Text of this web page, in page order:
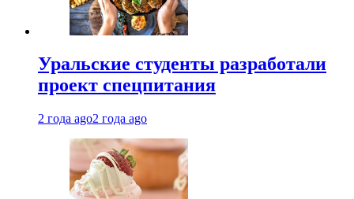
Уральские студенты разработали
проект спецпитания
2 года ago2 года ago